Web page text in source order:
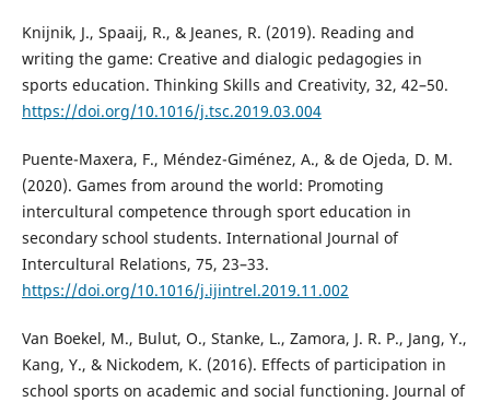
Knijnik, J., Spaaij, R., & Jeanes, R. (2019). Reading and
writing the game: Creative and dialogic pedagogies in
sports education. Thinking Skills and Creativity, 32, 42–50.
https://doi.org/10.1016/j.tsc.2019.03.004
Puente-Maxera, F., Méndez-Giménez, A., & de Ojeda, D. M.
(2020). Games from around the world: Promoting
intercultural competence through sport education in
secondary school students. International Journal of
Intercultural Relations, 75, 23–33.
https://doi.org/10.1016/j.ijintrel.2019.11.002
Van Boekel, M., Bulut, O., Stanke, L., Zamora, J. R. P., Jang, Y.,
Kang, Y., & Nickodem, K. (2016). Effects of participation in
school sports on academic and social functioning. Journal of